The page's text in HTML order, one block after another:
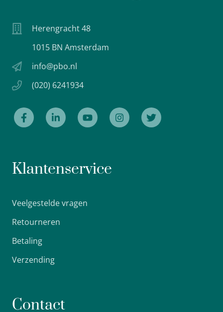
Herengracht 48
1015 BN Amsterdam
info@pbo.nl
(020) 6241934
Klantenservice
Veelgestelde vragen
Retourneren
Betaling
Verzending
Contact